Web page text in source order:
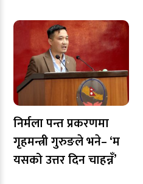
निर्मला पन्त प्रकरणमा
गृहमन्त्री गुरुङले भने– ‘म
यसको उत्तर दिन चाहन्नँ’